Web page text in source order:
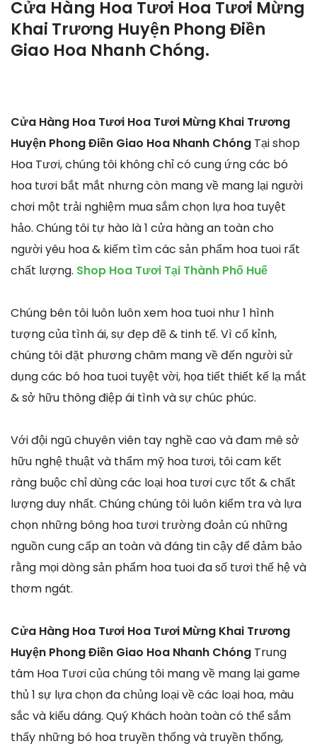
Cửa Hàng Hoa Tươi Hoa Tươi Mừng
Khai Trương Huyện Phong Điền
Giao Hoa Nhanh Chóng.
Cửa Hàng Hoa Tươi Hoa Tươi Mừng Khai Trương
Huyện Phong Điền Giao Hoa Nhanh Chóng Tại shop
Hoa Tươi, chúng tôi không chỉ có cung ứng các bó
hoa tươi bắt mắt nhưng còn mang về mang lại người
chơi một trải nghiệm mua sắm chọn lựa hoa tuyệt
hảo. Chúng tôi tự hào là 1 cửa hàng an toàn cho
người yêu hoa & kiếm tìm các sản phẩm hoa tuoi rất
chất lượng. Shop Hoa Tươi Tại Thành Phố Huế
Chúng bên tôi luôn luôn xem hoa tuoi như 1 hình
tượng của tình ái, sự đẹp đẽ & tinh tế. Vì cố kỉnh,
chúng tôi đặt phương châm mang về đến người sử
dụng các bó hoa tuoi tuyệt vời, họa tiết thiết kế lạ mắt
& sở hữu thông điệp ái tình và sự chúc phúc.
Với đội ngũ chuyên viên tay nghề cao và đam mê sở
hữu nghệ thuật và thẩm mỹ hoa tươi, tôi cam kết
ràng buộc chỉ dùng các loại hoa tươi cực tốt & chất
lượng duy nhất. Chúng chúng tôi luôn kiểm tra và lựa
chọn những bông hoa tươi trường đoản cú những
nguồn cung cấp an toàn và đáng tin cậy để đảm bảo
rằng mọi dòng sản phẩm hoa tuoi đa số tươi thế hệ và
thơm ngát.
Cửa Hàng Hoa Tươi Hoa Tươi Mừng Khai Trương
Huyện Phong Điền Giao Hoa Nhanh Chóng Trung
tâm Hoa Tươi của chúng tôi mang về mang lại game
thủ 1 sự lựa chọn đa chủng loại về các loại hoa, màu
sắc và kiểu dáng. Quý Khách hoàn toàn có thể sắm
thấy những bó hoa truyền thống và truyền thống,